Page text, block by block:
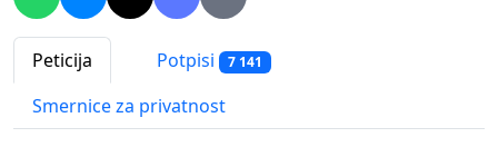
Peticija Potpisi 7 141
Smernice za privatnost